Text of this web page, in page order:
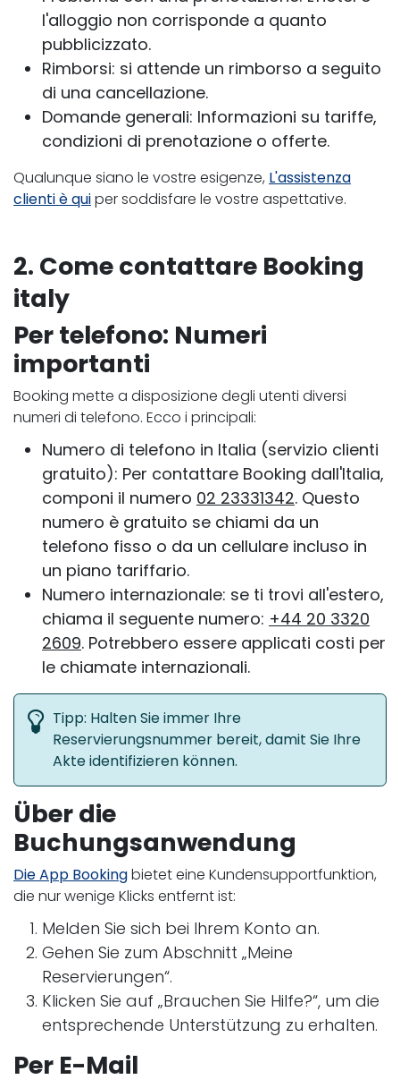
l'alloggio non corrisponde a quanto
pubblicizzato.
Rimborsi: si attende un rimborso a seguito
di una cancellazione.
Domande generali: Informazioni su tariffe,
condizioni di prenotazione o offerte.
Qualunque siano le vostre esigenze, L'assistenza
clienti è quiper soddisfare le vostre aspettative.
2. Come contattare Booking
italy
Per telefono: Numeri
importanti
Booking mette a disposizione degli utenti diversi
numeri di telefono. Ecco i principali:
Numero di telefono in Italia (servizio clienti
gratuito): Per contattare Booking dall'Italia,
componi il numero 02 23331342. Questo
numero è gratuito se chiami da un
telefono fisso o da un cellulare incluso in
un piano tariffario.
Numero internazionale: se ti trovi all'estero,
chiama il seguente numero: +44 20 3320
2609. Potrebbero essere applicati costi per
le chiamate internazionali.
Tipp: Halten Sie immer Ihre
Reservierungsnummer bereit, damit Sie Ihre
Akte identifizieren können.
Über die
Buchungsanwendung
Die App Bookingbietet eine Kundensupportfunktion,
die nur wenige Klicks entfernt ist:
Melden Sie sich bei Ihrem Konto an.
Gehen Sie zum Abschnitt „Meine
Reservierungen“.
Klicken Sie auf „Brauchen Sie Hilfe?“, um die
entsprechende Unterstützung zu erhalten.
Per E-Mail